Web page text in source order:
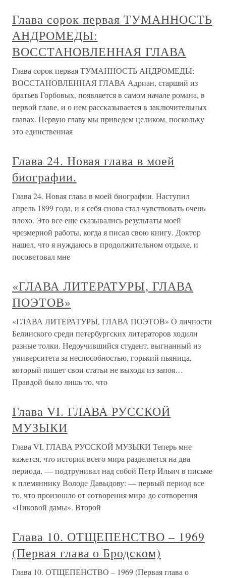
Глава сорок первая ТУМАННОСТЬ
АНДРОМЕДЫ:
ВОССТАНОВЛЕННАЯ ГЛАВА
Глава сорок первая ТУМАННОСТЬ АНДРОМЕДЫ:
ВОССТАНОВЛЕННАЯ ГЛАВА Адриан, старший из
братьев Горбовых, появляется в самом начале романа, в
первой главе, и о нем рассказывается в заключительных
главах. Первую главу мы приведем целиком, поскольку
это единственная
Глава 24. Новая глава в моей
биографии.
Глава 24. Новая глава в моей биографии. Наступил
апрель 1899 года, и я себя снова стал чувствовать очень
плохо. Это все еще сказывались результаты моей
чрезмерной работы, когда я писал свою книгу. Доктор
нашел, что я нуждаюсь в продолжительном отдыхе, и
посоветовал мне
«ГЛАВА ЛИТЕРАТУРЫ, ГЛАВА
ПОЭТОВ»
«ГЛАВА ЛИТЕРАТУРЫ, ГЛАВА ПОЭТОВ» О личности
Белинского среди петербургских литераторов ходили
разные толки. Недоучившийся студент, выгнанный из
университета за неспособностью, горький пьяница,
который пишет свои статьи не выходя из запоя…
Правдой было лишь то, что
Глава VI. ГЛАВА РУССКОЙ
МУЗЫКИ
Глава VI. ГЛАВА РУССКОЙ МУЗЫКИ Теперь мне
кажется, что история всего мира разделяется на два
периода, — подтрунивал над собой Петр Ильич в письме
к племяннику Володе Давыдову: — первый период все
то, что произошло от сотворения мира до сотворения
«Пиковой дамы». Второй
Глава 10. ОТЩЕПЕНСТВО – 1969
(Первая глава о Бродском)
Глава 10. ОТЩЕПЕНСТВО – 1969 (Первая глава о